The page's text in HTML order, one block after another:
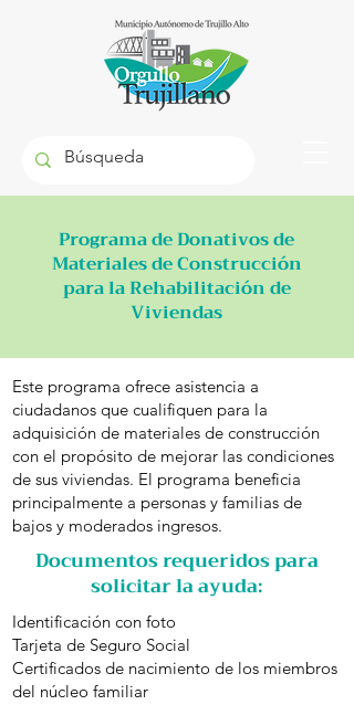
Programa de Donativos de
Materiales de Construcción
para la Rehabilitación de
Viviendas
Este programa ofrece asistencia a
ciudadanos que cualifiquen para la
adquisición de materiales de construcción
con el propósito de mejorar las condiciones
de sus viviendas. El programa beneficia
principalmente a personas y familias de
bajos y moderados ingresos.
Documentos requeridos para
solicitar la ayuda:
Identificación con foto
Tarjeta de Seguro Social
Certificados de nacimiento de los miembros
del núcleo familiar